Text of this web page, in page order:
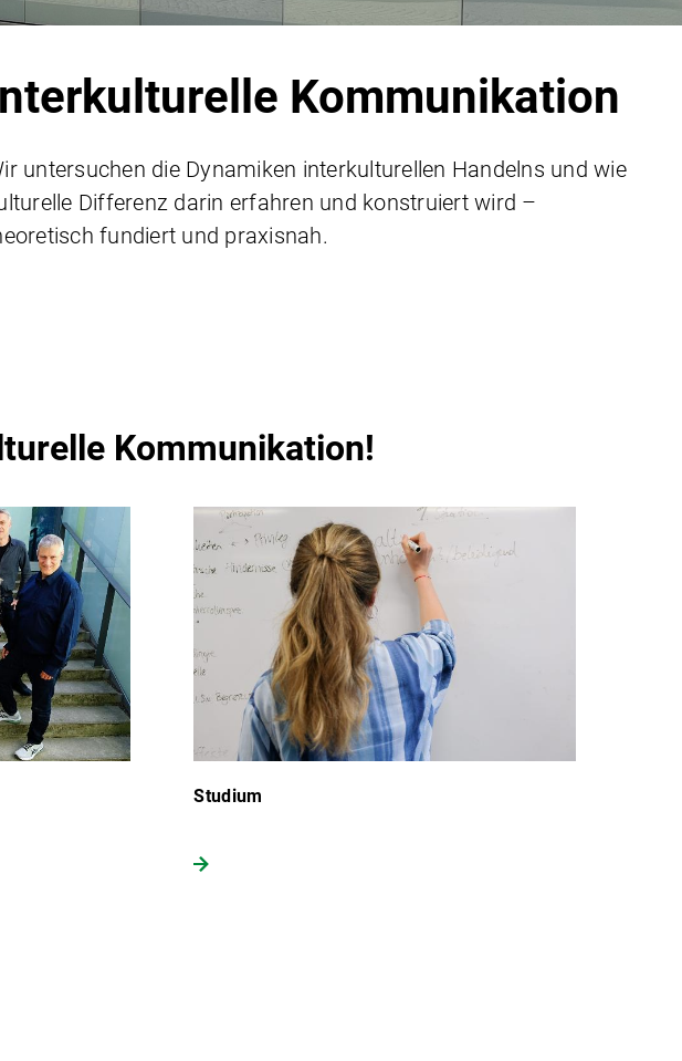
Kommunikation
untersuchen die Dynamiken interkulturellen Handelns und wie
Differenz darin erfahren und konstruiert wird –
fundiert und praxisnah.
Kommunikation!
Studium